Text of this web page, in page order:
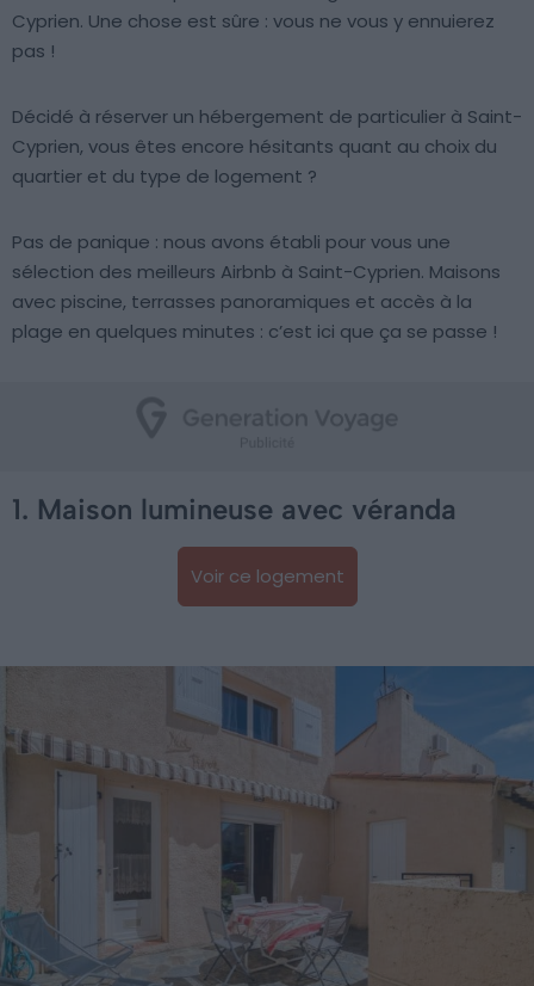
Cyprien. Une chose est sûre : vous ne vous y ennuierez
pas !
Décidé à réserver un hébergement de particulier à Saint-
Cyprien, vous êtes encore hésitants quant au choix du
quartier et du type de logement ?
Pas de panique : nous avons établi pour vous une
sélection des meilleurs Airbnb à Saint-Cyprien. Maisons
avec piscine, terrasses panoramiques et accès à la
plage en quelques minutes : c’est ici que ça se passe !
1. Maison lumineuse avec véranda
Voir ce logement